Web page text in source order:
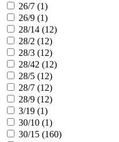
26/7 (1)
26/9 (1)
28/14 (12)
28/2 (12)
28/3 (12)
28/42 (12)
28/5 (12)
28/7 (12)
28/9 (12)
3/19 (1)
30/10 (1)
30/15 (160)